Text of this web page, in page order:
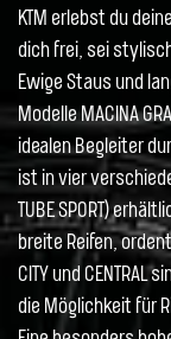
KTM erlebst du
dich frei, sei
Ewige Staus und
Modelle MACINA
idealen Begleiter
ist in vier
TUBE SPORT)
breite Reifen,
CITY und
die Möglichkeit für